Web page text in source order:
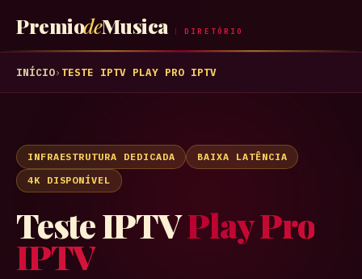
PremiodeMusica DIRETÓRIO
INÍCIO› TESTE IPTV PLAY PRO IPTV
INFRAESTRUTURA DEDICADA
BAIXA LATÊNCIA
4K DISPONÍVEL
Teste IPTVPlay Pro
IPTV